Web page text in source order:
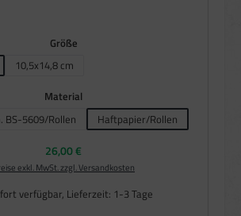
Größeauswählen
10,5x14,8 cm
Material
BS-5609/Rollen
Haftpapier/Rollen
Regulärer Preis:
26,00 €
exkl. MwSt. zzgl. Versandkosten
verfügbar, Lieferzeit: 1-3 Tage